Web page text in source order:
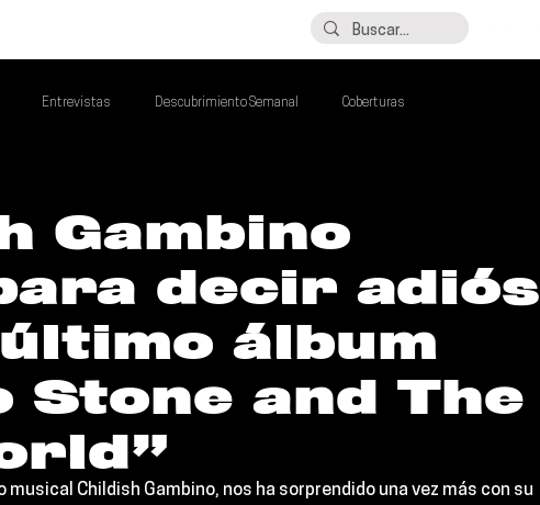
Entrevistas Descubrimiento Semanal Coberturas
Talento Mexa Semanal Álbumes de la Semana
Gambino
decir adiós
álbum
Stone and The
musical Childish Gambino, nos ha sorprendido una vez más con su